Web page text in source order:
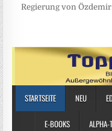
Regierung von